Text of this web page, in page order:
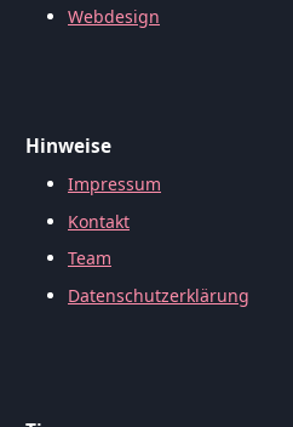
Webdesign
Hinweise
Impressum
Kontakt
Team
Datenschutzerklärung